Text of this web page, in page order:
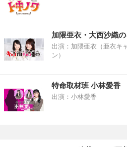
加隈亜衣・大西沙織
出演：加隈亜衣（亜衣キ
ン）
特命取材班 小林愛香
出演：小林愛香